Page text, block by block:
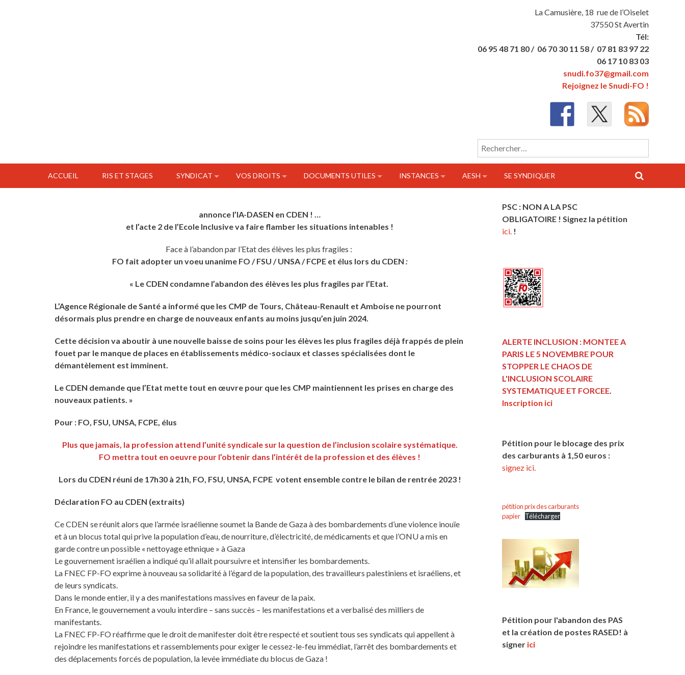
La Camusière, 18 rue de l’Oiselet
37550 St Avertin
Tél:
06 95 48 71 80 / 06 70 30 11 58 / 07 81 83 97 22
06 17 10 83 03
snudi.fo37@gmail.com
Rejoignez le Snudi-FO !
Rechercher :
ACCUEIL RIS ET STAGES SYNDICAT VOS DROITS DOCUMENTS UTILES INSTANCES AESH SE SYNDIQUER
annonce l’IA-DASEN en CDEN ! …
et l’acte 2 de l’Ecole Inclusive va faire flamber les situations intenables !
Face à l’abandon par l’Etat des élèves les plus fragiles :
FO fait adopter un voeu unanime FO / FSU / UNSA / FCPE et élus lors du CDEN :
« Le CDEN condamne l’abandon des élèves les plus fragiles par l’Etat.
L’Agence Régionale de Santé a informé que les CMP de Tours, Château-Renault et Amboise ne pourront
désormais plus prendre en charge de nouveaux enfants au moins jusqu’en juin 2024.
Cette décision va aboutir à une nouvelle baisse de soins pour les élèves les plus fragiles déjà frappés de plein
fouet par le manque de places en établissements médico-sociaux et classes spécialisées dont le
démantèlement est imminent.
Le CDEN demande que l’Etat mette tout en œuvre pour que les CMP maintiennent les prises en charge des
nouveaux patients. »
Pour : FO, FSU, UNSA, FCPE, élus
Plus que jamais, la profession attend l’unité syndicale sur la question de l’inclusion scolaire systématique.
FO mettra tout en oeuvre pour l’obtenir dans l’intérêt de la profession et des élèves !
Lors du CDEN réuni de 17h30 à 21h, FO, FSU, UNSA, FCPE votent ensemble contre le bilan de rentrée 2023 !
Déclaration FO au CDEN (extraits)
Ce CDEN se réunit alors que l’armée israélienne soumet la Bande de Gaza à des bombardements d’une violence inouïe
et à un blocus total qui prive la population d’eau, de nourriture, d’électricité, de médicaments et que l’ONU a mis en
garde contre un possible « nettoyage ethnique » à Gaza
Le gouvernement israélien a indiqué qu’il allait poursuivre et intensifier les bombardements.
La FNEC FP-FO exprime à nouveau sa solidarité à l’égard de la population, des travailleurs palestiniens et israéliens, et
de leurs syndicats.
Dans le monde entier, il y a des manifestations massives en faveur de la paix.
En France, le gouvernement a voulu interdire – sans succès – les manifestations et a verbalisé des milliers de
manifestants.
La FNEC FP-FO réaffirme que le droit de manifester doit être respecté et soutient tous ses syndicats qui appellent à
rejoindre les manifestations et rassemblements pour exiger le cessez-le-feu immédiat, l’arrêt des bombardements et
des déplacements forcés de population, la levée immédiate du blocus de Gaza !
PSC : NON A LA PSC
OBLIGATOIRE ! Signez la pétition
ici. !
ALERTE INCLUSION : MONTEE A
PARIS LE 5 NOVEMBRE POUR
STOPPER LE CHAOS DE
L'INCLUSION SCOLAIRE
SYSTEMATIQUE ET FORCEE.
Inscription ici
Pétition pour le blocage des prix
des carburants à 1,50 euros :
signez ici.
pétition prix des carburants
papier
Télécharger
Pétition pour l'abandon des PAS
et la création de postes RASED! à
signer ici